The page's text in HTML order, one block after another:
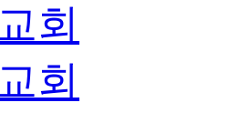
회
회